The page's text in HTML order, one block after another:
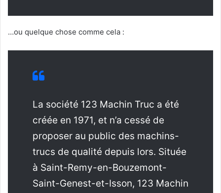
…ou quelque chose comme cela :
La société 123 Machin Truc a été
créée en 1971, et n’a cessé de
proposer au public des machins-
trucs de qualité depuis lors. Située
à Saint-Remy-en-Bouzemont-
Saint-Genest-et-Isson, 123 Machin